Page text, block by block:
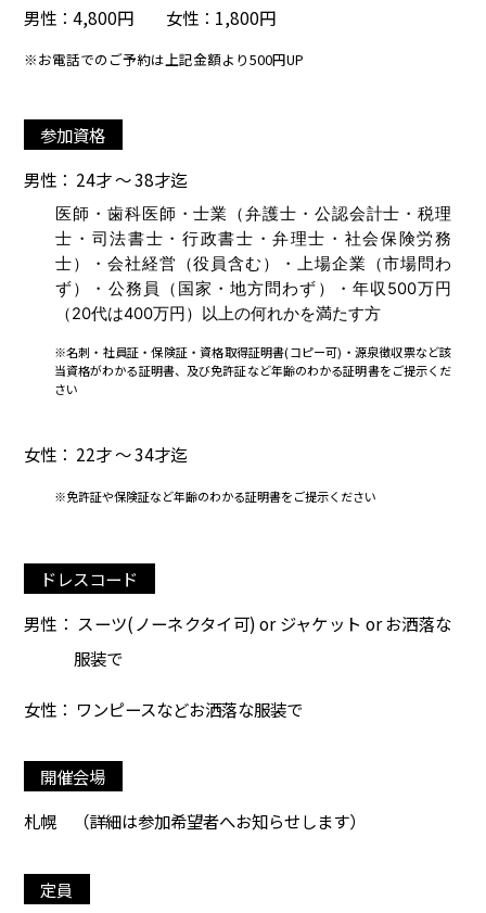
男性：4,800円 女性：1,800円
※お電話でのご予約は上記金額より500円UP
参加資格
男性： 24才 ～ 38才迄
医師・歯科医師・士業（弁護士・公認会計士・税理
士・司法書士・行政書士・弁理士・社会保険労務
士）・会社経営（役員含む）・上場企業（市場問わ
ず）・公務員（国家・地方問わず）・年収500万円
（20代は400万円）以上の何れかを満たす方
※名刺・社員証・保険証・資格取得証明書(コピー可)・源泉徴収票など該
当資格がわかる証明書、及び免許証など年齢のわかる証明書をご提示くだ
さい
女性： 22才 ～ 34才迄
※免許証や保険証など年齢のわかる証明書をご提示ください
ドレスコード
男性： スーツ(ノーネクタイ可) or ジャケット or お洒落な
服装で
女性： ワンピースなどお洒落な服装で
開催会場
札幌
（詳細は参加希望者へお知らせします）
定員